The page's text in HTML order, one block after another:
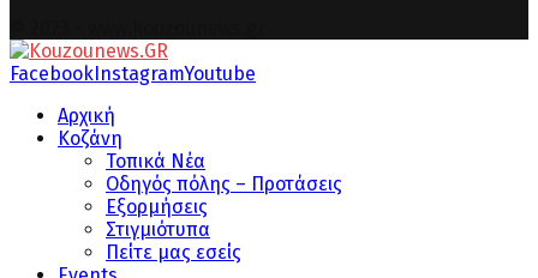
Facebook InstagramYoutube
Αρχική
Κοζάνη
Τοπικά Νέα
Οδηγός πόλης – Προτάσεις
Εξορμήσεις
Στιγμιότυπα
Πείτε μας εσείς